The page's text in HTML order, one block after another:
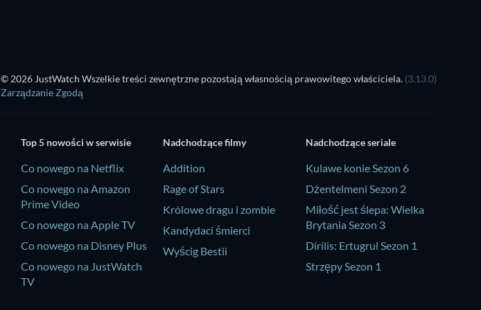
© 2026 JustWatch Wszelkie treści zewnętrzne pozostają własnością prawowitego właściciela. (3.13.0)
Zarządzanie Zgodą
Top 5 nowości w serwisie
Co nowego na Netflix
Co nowego na Amazon
Prime Video
Co nowego na Apple TV
Co nowego na Disney Plus
Co nowego na JustWatch
TV
Nadchodzące filmy
Addition
Rage of Stars
Królowe dragu i zombie
Kandydaci śmierci
Wyścig Bestii
Nadchodzące seriale
Kulawe konie Sezon 6
Dżentelmeni Sezon 2
Miłość jest ślepa: Wielka
Brytania Sezon 3
Dirilis: Ertugrul Sezon 1
Strzępy Sezon 1